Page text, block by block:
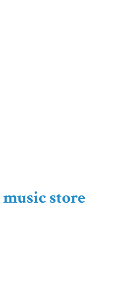
music store